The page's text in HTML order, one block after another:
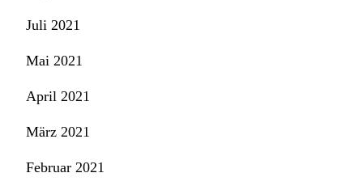
Juli 2021
Mai 2021
April 2021
März 2021
Februar 2021